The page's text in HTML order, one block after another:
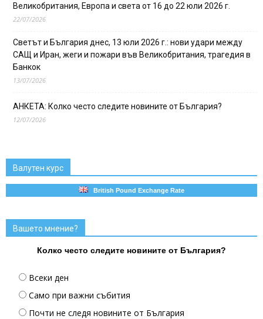
Великобритания, Европа и света от 16 до 22 юли 2026 г.
22/07/2026
Светът и България днес, 13 юли 2026 г.: нови удари между
САЩ и Иран, жеги и пожари във Великобритания, трагедия в
Банкок
13/07/2026
АНКЕТА: Колко често следите новините от България?
12/07/2026
Валутен курс
British Pound Exchange Rate
Вашето мнение?
Колко често следите новините от България?
Всеки ден
Само при важни събития
Почти не следя новините от България